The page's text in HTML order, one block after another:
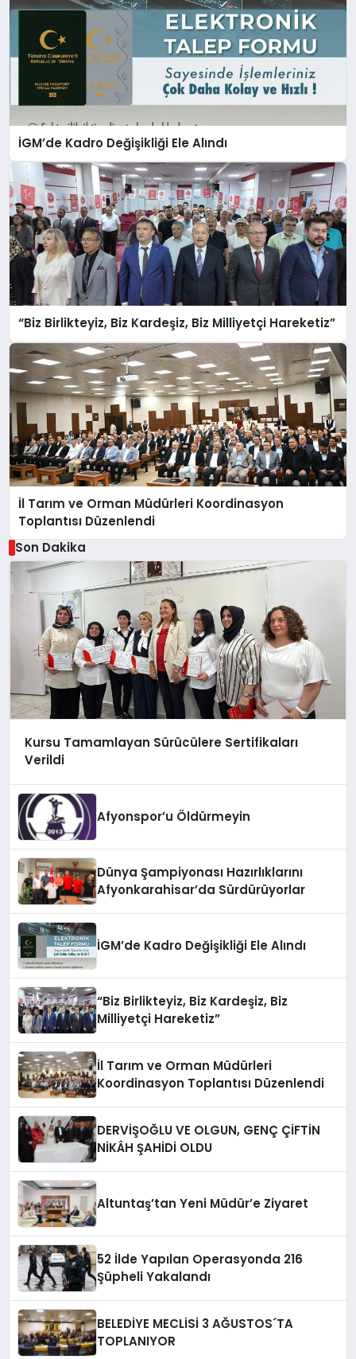
İGM’de Kadro Değişikliği Ele Alındı
“Biz Birlikteyiz, Biz Kardeşiz, Biz Milliyetçi Hareketiz”
İl Tarım ve Orman Müdürleri Koordinasyon
Toplantısı Düzenlendi
Son Dakika
Kursu Tamamlayan Sürücülere Sertifikaları
Verildi
Afyonspor’u Öldürmeyin
Dünya Şampiyonası Hazırlıklarını
Afyonkarahisar’da Sürdürüyorlar
İGM’de Kadro Değişikliği Ele Alındı
“Biz Birlikteyiz, Biz Kardeşiz, Biz
Milliyetçi Hareketiz”
İl Tarım ve Orman Müdürleri
Koordinasyon Toplantısı Düzenlendi
DERVİŞOĞLU VE OLGUN, GENÇ ÇİFTİN
NİKÂH ŞAHİDİ OLDU
Altuntaş’tan Yeni Müdür’e Ziyaret
52 İlde Yapılan Operasyonda 216
Şüpheli Yakalandı
BELEDİYE MECLİSİ 3 AĞUSTOS´TA
TOPLANIYOR